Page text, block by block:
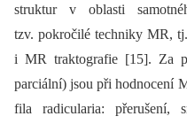
struktur v oblasti
tzv. pokročilé techniky MR,
i MR traktografie [15]. Za
parciální) jsou při hodnocení
fila radicularia: přerušení,